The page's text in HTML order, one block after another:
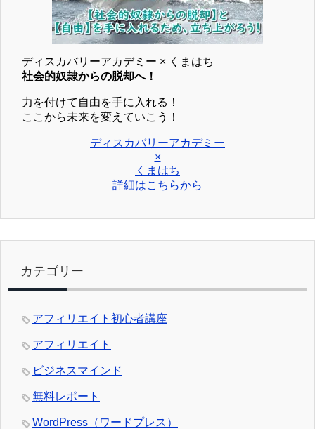
ディスカバリーアカデミー × くまはち
社会的奴隷からの脱却へ！
力を付けて自由を手に入れる！
ここから未来を変えていこう！
ディスカバリーアカデミー
×
くまはち
詳細はこちらから
カテゴリー
アフィリエイト初心者講座
アフィリエイト
ビジネスマインド
無料レポート
WordPress（ワードプレス）